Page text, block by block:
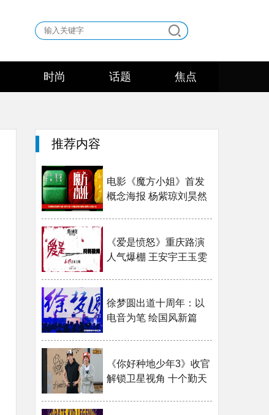
时尚 话题 焦点
推荐内容
电影《魔方小姐》首发
概念海报 杨紫琼刘昊然
《爱是愤怒》重庆路演
人气爆棚 王安宇王玉雯
徐梦圆出道十周年：以
电音为笔 绘国风新篇
《你好种地少年3》收官
解锁卫星视角 十个勤天